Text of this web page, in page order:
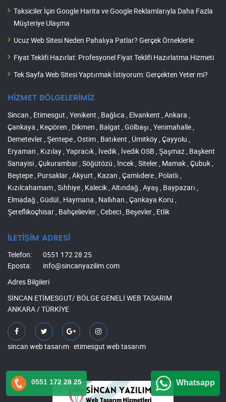
Taksiciler İçin Google Harita ve Google Reklamlarıyla Daha Fazla
Müşteriye Ulaşma
Ucuz Web Sitesi Neden Pahalıya Patlar? Gerçek Örneklerle
Fiyat Teklifi Hazırlat: Profesyonel Fiyat Teklifi Hazırlatma Hizmeti
Tek Sayfa Web Sitesi Yaptırmak İstiyorum: Gerçekten Yeter mi?
HİZMET BÖLGELERİMİZ
Sincan , Etimesgut , Yenikent , Bağlıca , Elvankent , Ankara ,
Çankaya , Keçiören , Dikmen , Balgat , Gölbaşı , Yenimahalle ,
Demetevler , Şentepe , Ostim , Batıkent , Ümitköy , Çayyolu ,
Eryaman , Kızılay , Yapracık , İvedik , İvedik OSB , Şaşmaz , Başkent
Sanayisi , Çukurambar , Söğütözü , İncek , Siteler , Mamak , Çubuk ,
Beştepe , Pursaklar , Akyurt , Kazan , Çamlıdere , Polatlı ,
Kızılcahamam , Sıhhiye , Kalecik , Altındağ , Ayaş , Baypazarı ,
Elmadağ , Güdül , Haymana , Nallıhan , Çankaya Koru ,
Şereflikoçhisar , Bahçelievler , Cebeci , Beşevler , Etlik
İLETİŞİM ADRESİ
Telefon:
0551 172 28 25
Eposta:
info@sincanyazilim.com
Adres Bilgileri
SİNCAN ETİMESGUT/ BÖLGE GENELİ WEB TASARIM
ANKARA / TÜRKİYE
sincan web tasarım etimesgut web tasarım
0551 172 28 25 Whatsapp